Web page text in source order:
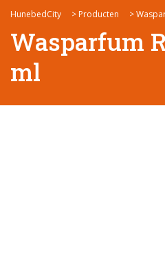
HunebedCity > Producten >
Wasparfum
ml